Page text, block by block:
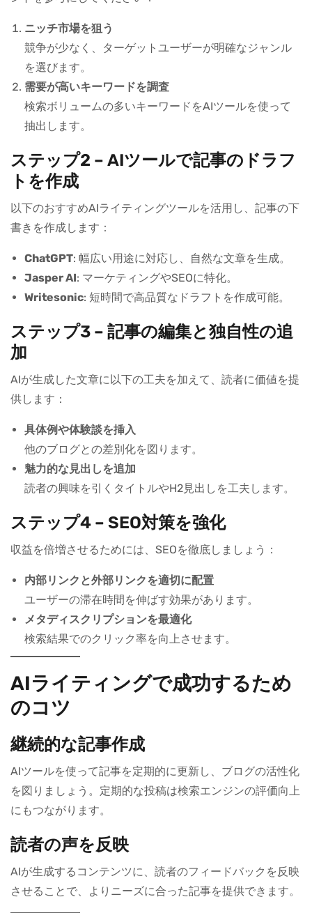
ニッチ市場を狙う
競争が少なく、ターゲットユーザーが明確なジャンル
を選びます。
需要が高いキーワードを調査
検索ボリュームの多いキーワードをAIツールを使って
抽出します。
ステップ2 – AIツールで記事のドラフ
トを作成
以下のおすすめAIライティングツールを活用し、記事の下
書きを作成します：
ChatGPT: 幅広い用途に対応し、自然な文章を生成。
Jasper AI: マーケティングやSEOに特化。
Writesonic: 短時間で高品質なドラフトを作成可能。
ステップ3 – 記事の編集と独自性の追
加
AIが生成した文章に以下の工夫を加えて、読者に価値を提
供します：
具体例や体験談を挿入
他のブログとの差別化を図ります。
魅力的な見出しを追加
読者の興味を引くタイトルやH2見出しを工夫します。
ステップ4 – SEO対策を強化
収益を倍増させるためには、SEOを徹底しましょう：
内部リンクと外部リンクを適切に配置
ユーザーの滞在時間を伸ばす効果があります。
メタディスクリプションを最適化
検索結果でのクリック率を向上させます。
AIライティングで成功するため
のコツ
継続的な記事作成
AIツールを使って記事を定期的に更新し、ブログの活性化
を図りましょう。定期的な投稿は検索エンジンの評価向上
にもつながります。
読者の声を反映
AIが生成するコンテンツに、読者のフィードバックを反映
させることで、よりニーズに合った記事を提供できます。